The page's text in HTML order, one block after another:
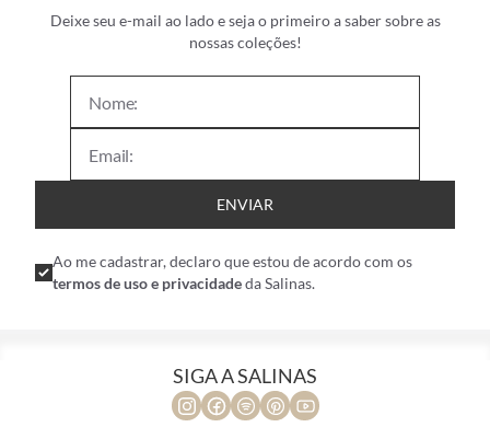
Deixe seu e-mail ao lado e seja o primeiro a saber sobre as
nossas coleções!
ENVIAR
Ao me cadastrar, declaro que estou de acordo com os
termos de uso e privacidadeda Salinas.
SIGA A SALINAS